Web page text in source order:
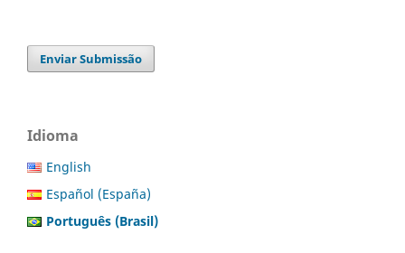
Enviar Submissão
Idioma
English
Español (España)
Português (Brasil)